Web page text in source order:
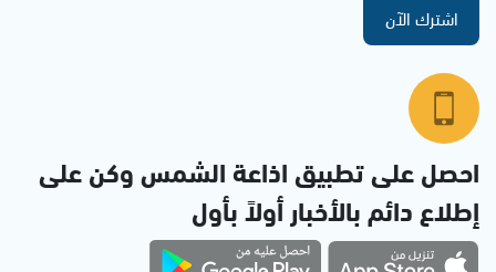
اشترك الآن
احصل على تطبيق اذاعة الشمس وكن على
إطلاع دائم بالأخبار أولاً بأول